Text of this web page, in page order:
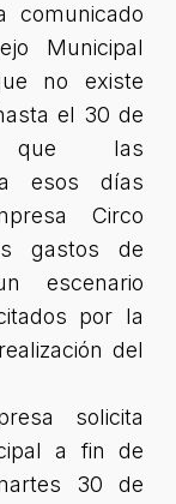
comunicado
Municipal
no existe
el 30 de
que las
esos días
Circo
gastos de
escenario
por la
del
solicita
a fin de
30 de